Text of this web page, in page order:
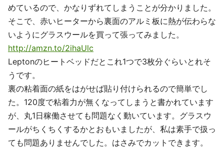
めているので、かなりずれてしまうことが分かりました。
そこで、赤いヒーターから裏面のアルミ板に熱が伝わらな
いようにグラスウールを買って張ってみました。
http://amzn.to/2ihaUlc
Leptonのヒートベッドだとこれ1つで3枚分ぐらいとれそ
うです。
裏の粘着面の紙をはがせば貼り付けられるので簡単でし
た。120度で粘着力が無くなってしまうと書かれています
が、丸1日稼働させても問題なく動いています。グラスウ
ールがちくちくするかとおもいましたが、私は素手で扱っ
ても問題ありませんでした。はさみでカットできます。